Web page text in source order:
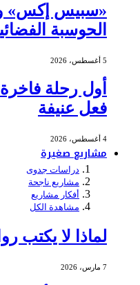
«سبيس إكس»
الحوسبة
5 أغسطس، 2026
فعل عنيفة
4 أغسطس، 2026
مشاريع صغيرة
دراسات جدوى
مشاريع ناجحة
أفكار مشاريع
مشاهدة الكل
لماذا لا يكتب
7 مارس، 2026